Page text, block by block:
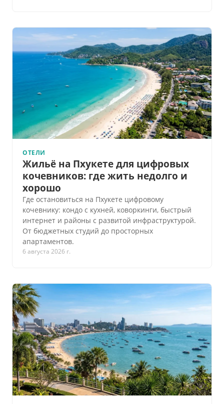
ОТЕЛИ
Жильё на Пхукете для цифровых
кочевников: где жить недолго и
хорошо
Где остановиться на Пхукете цифровому
кочевнику: кондо с кухней, коворкинги, быстрый
интернет и районы с развитой инфраструктурой.
От бюджетных студий до просторных
апартаментов.
6 августа 2026 г.